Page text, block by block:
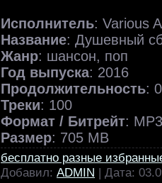
Исполнитель: Various
Название: Душевный
Жанр: шансон, поп
Год выпуска: 2016
Продолжительность:
Треки: 100
Формат / Битрейт:
Размер: 705 MB
бесплатно разные
Добавил: ADMIN | Дата: